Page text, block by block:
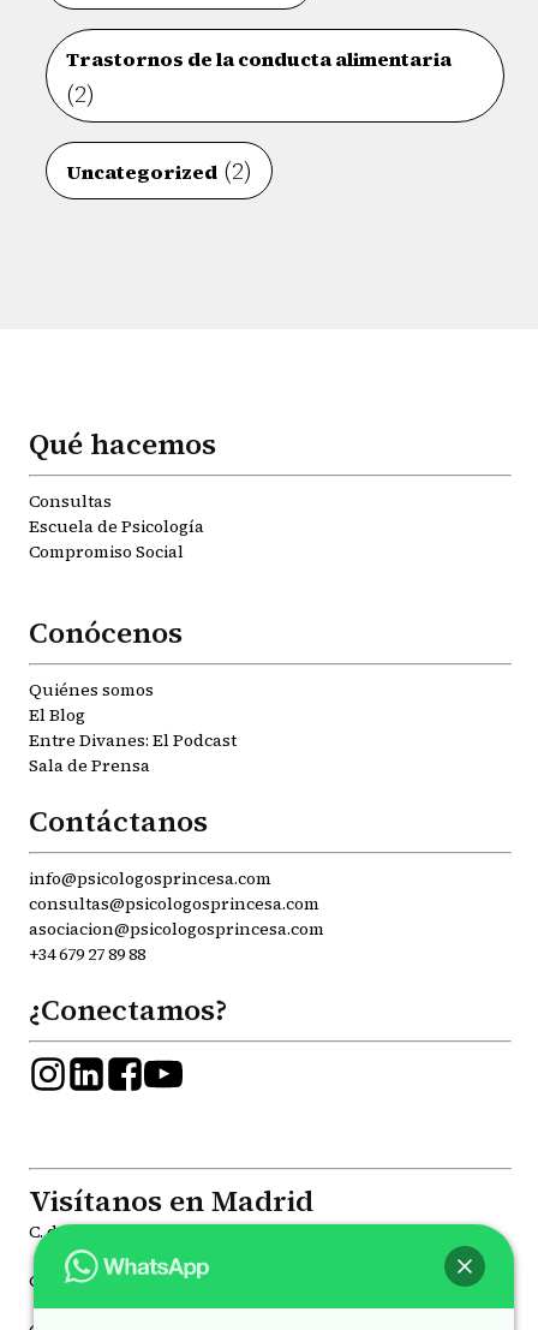
Trastornos de la conducta alimentaria
(2)
Uncategorized (2)
Qué hacemos
Consultas
Escuela de Psicología
Compromiso Social
Conócenos
Quiénes somos
El Blog
Entre Divanes: El Podcast
Sala de Prensa
Contáctanos
info@psicologosprincesa.com
consultas@psicologosprincesa.com
asociacion@psicologosprincesa.com
+34 679 27 89 88
¿Conectamos?
Visítanos en Madrid
C. de la Princesa, 81, Moncloa - Aravaca, 28008
C. de Joaquín María López, 41, Chamberí, 28015